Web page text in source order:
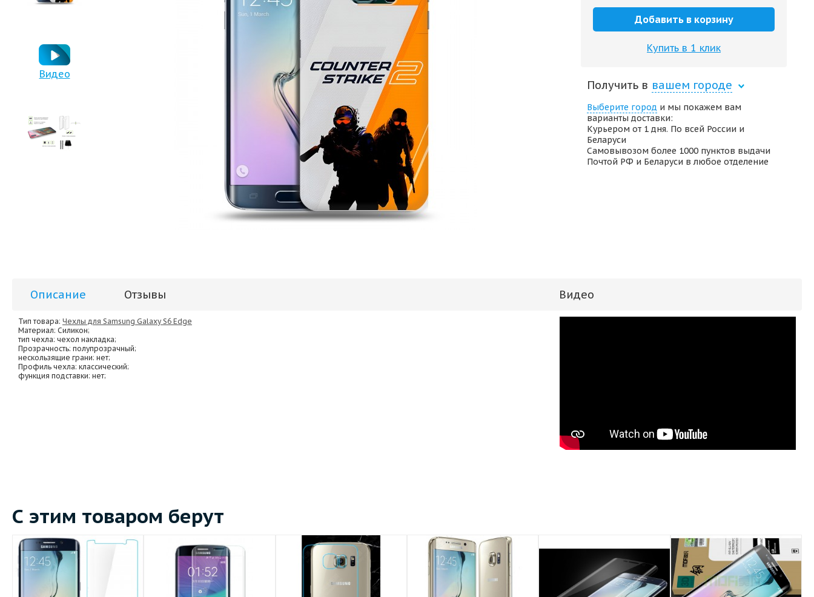
Видео
Добавить в корзину
Купить в 1 клик
Получить в вашем городе
Выберите город и мы покажем вам
варианты доставки:
Курьером от 1 дня. По всей России и
Беларуси
Самовывозом более 1000 пунктов выдачи
Почтой РФ и Беларуси в любое отделение
Описание Отзывы Видео
Тип товара: Чехлы для Samsung Galaxy S6 Edge
Материал: Силикон;
тип чехла: чехол накладка;
Прозрачность: полупрозрачный;
нескользящие грани: нет;
Профиль чехла: классический;
функция подставки: нет;
С этим товаром берут